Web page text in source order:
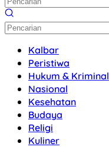
Kalbar
Peristiwa
Hukum & Kriminal
Nasional
Kesehatan
Budaya
Religi
Kuliner